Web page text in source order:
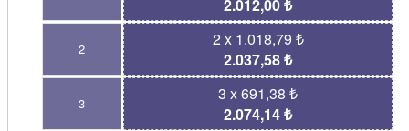
2.012,00 ₺
2
2 x 1.018,79 ₺
2.037,58 ₺
3
3 x 691,38 ₺
2.074,14 ₺